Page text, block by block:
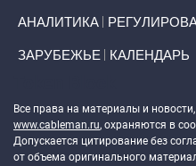
АНАЛИТИКА
ЗАРУБЕЖЬЕ КАЛЕНДАРЬ
Все права на материалы и
www.cableman.ru, охраняются в
Допускается цитирование без
от объема оригинального